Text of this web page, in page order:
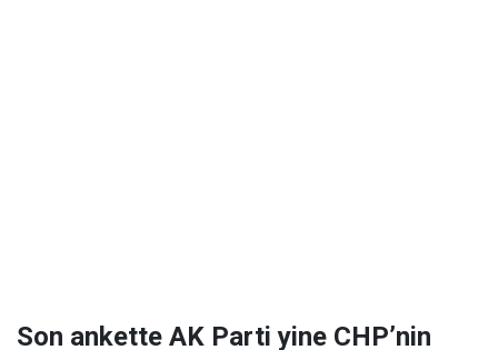
Son ankette AK Parti yine CHP’nin